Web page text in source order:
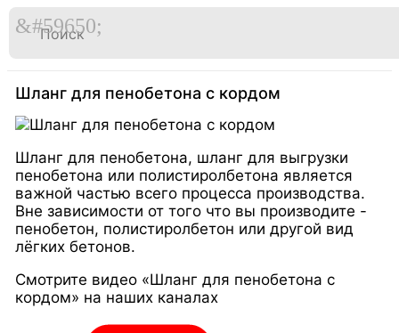
Перейти
Шланг для пенобетона с кордом
Шланг для пенобетона, шланг для выгрузки
пенобетона или полистиролбетона является
важной частью всего процесса производства.
Вне зависимости от того что вы производите -
пенобетон, полистиролбетон или другой вид
лёгких бетонов.
Смотрите видео «Шланг для пенобетона с
кордом» на наших каналах